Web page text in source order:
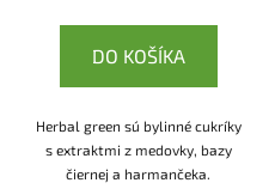
DO KOŠÍKA
Herbal green sú bylinné cukríky
s extraktmi z medovky, bazy
čiernej a harmančeka.